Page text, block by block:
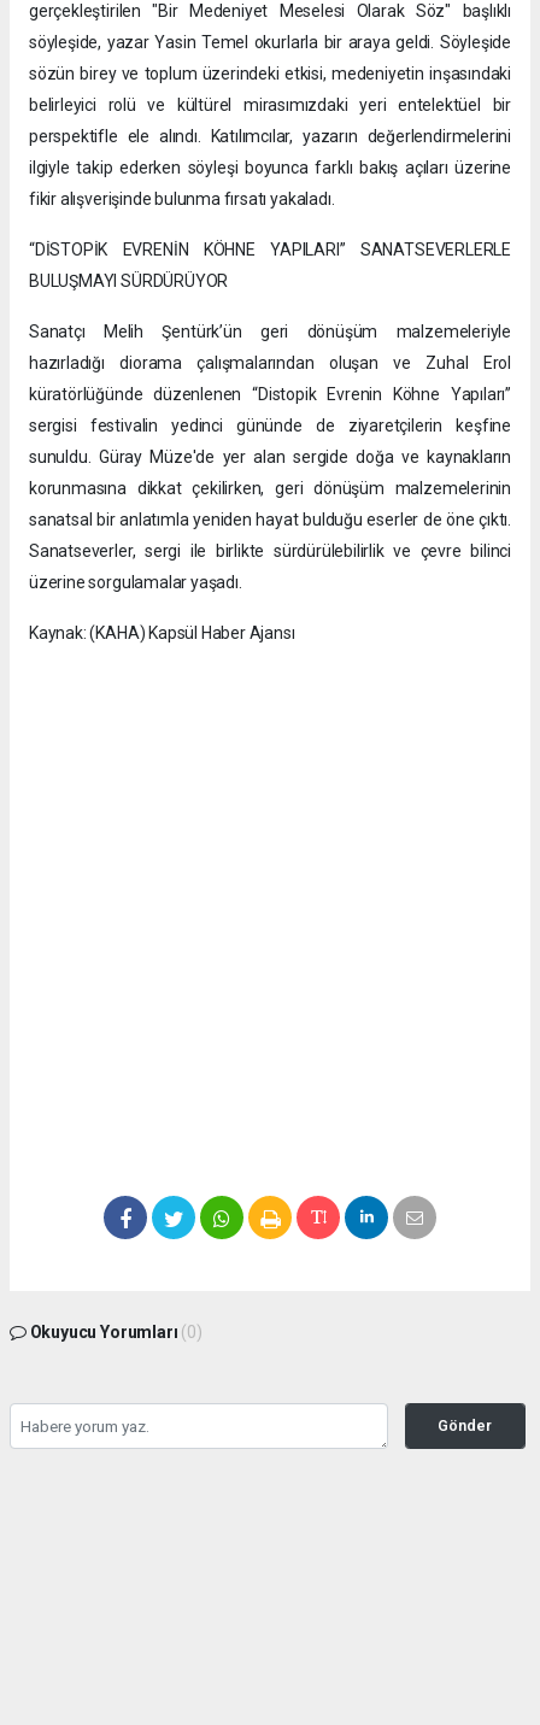
gerçekleştirilen "Bir Medeniyet Meselesi Olarak Söz" başlıklı
söyleşide, yazar Yasin Temel okurlarla bir araya geldi. Söyleşide
sözün birey ve toplum üzerindeki etkisi, medeniyetin inşasındaki
belirleyici rolü ve kültürel mirasımızdaki yeri entelektüel bir
perspektifle ele alındı. Katılımcılar, yazarın değerlendirmelerini
ilgiyle takip ederken söyleşi boyunca farklı bakış açıları üzerine
fikir alışverişinde bulunma fırsatı yakaladı.
“DİSTOPİK EVRENİN KÖHNE YAPILARI” SANATSEVERLERLE
BULUŞMAYI SÜRDÜRÜYOR
Sanatçı Melih Şentürk’ün geri dönüşüm malzemeleriyle
hazırladığı diorama çalışmalarından oluşan ve Zuhal Erol
küratörlüğünde düzenlenen “Distopik Evrenin Köhne Yapıları”
sergisi festivalin yedinci gününde de ziyaretçilerin keşfine
sunuldu. Güray Müze'de yer alan sergide doğa ve kaynakların
korunmasına dikkat çekilirken, geri dönüşüm malzemelerinin
sanatsal bir anlatımla yeniden hayat bulduğu eserler de öne çıktı.
Sanatseverler, sergi ile birlikte sürdürülebilirlik ve çevre bilinci
üzerine sorgulamalar yaşadı.
Kaynak: (KAHA) Kapsül Haber Ajansı
Okuyucu Yorumları (0)
Gönder